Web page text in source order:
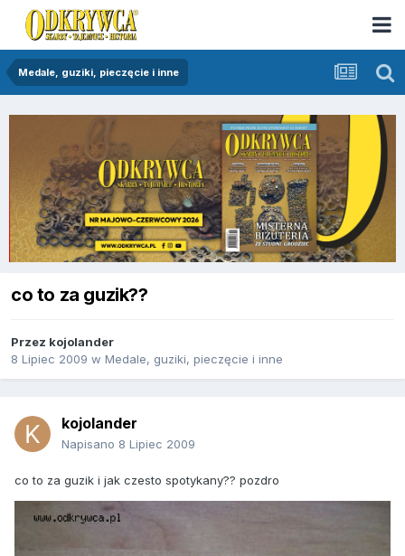
Medale, guziki, pieczęcie i inne
co to za guzik??
Przez kojolander
8 Lipiec 2009 w Medale, guziki, pieczęcie i inne
kojolander
Napisano 8 Lipiec 2009
co to za guzik i jak czesto spotykany?? pozdro